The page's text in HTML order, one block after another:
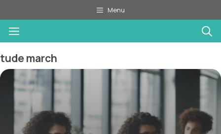
au
contenu
Menu
Menu
tude march